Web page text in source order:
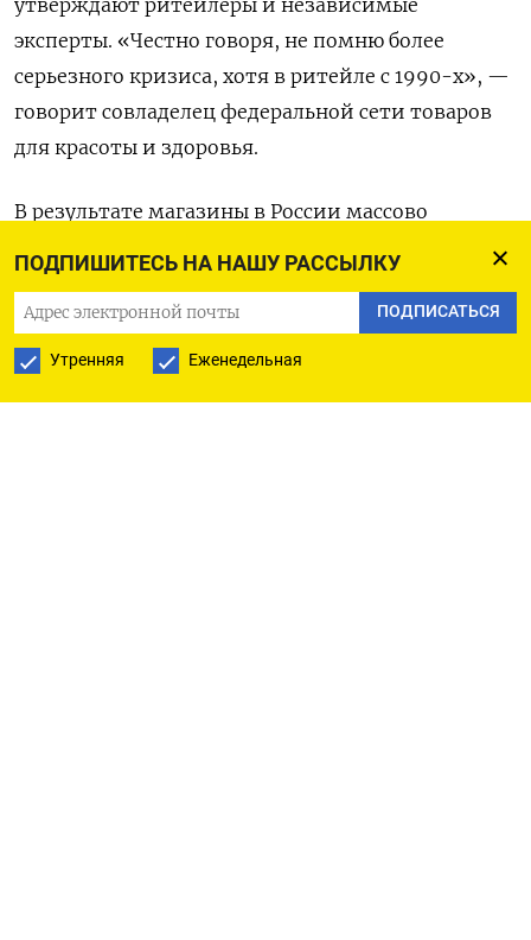
ПОДПИШИТЕСЬ НА НАШУ РАССЫЛКУ
ПОДПИСАТЬСЯ
Утренняя Еженедельная
утверждают ритейлеры и независимые
эксперты. «Честно говоря, не помню более
серьезного кризиса, хотя в ритейле с 1990-х», —
говорит совладелец федеральной сети товаров
для красоты и здоровья.
В результате магазины в России массово
когда из страны ушли западные бренды,
утверждают консалтинговые компании. В